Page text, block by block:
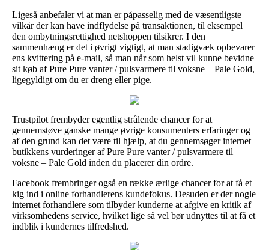
Ligeså anbefaler vi at man er påpasselig med de væsentligste
vilkår der kan have indflydelse på transaktionen, til eksempel
den ombytningsrettighed netshoppen tilsikrer. I den
sammenhæng er det i øvrigt vigtigt, at man stadigvæk opbevarer
ens kvittering på e-mail, så man når som helst vil kunne bevidne
sit køb af Pure Pure vanter / pulsvarmere til voksne – Pale Gold,
ligegyldigt om du er dreng eller pige.
Trustpilot frembyder egentlig strålende chancer for at
gennemstøve ganske mange øvrige konsumenters erfaringer og
af den grund kan det være til hjælp, at du gennemsøger internet
butikkens vurderinger af Pure Pure vanter / pulsvarmere til
voksne – Pale Gold inden du placerer din ordre.
Facebook frembringer også en række ærlige chancer for at få et
kig ind i online forhandlerens kundefokus. Desuden er der nogle
internet forhandlere som tilbyder kunderne at afgive en kritik af
virksomhedens service, hvilket lige så vel bør udnyttes til at få et
indblik i kundernes tilfredshed.